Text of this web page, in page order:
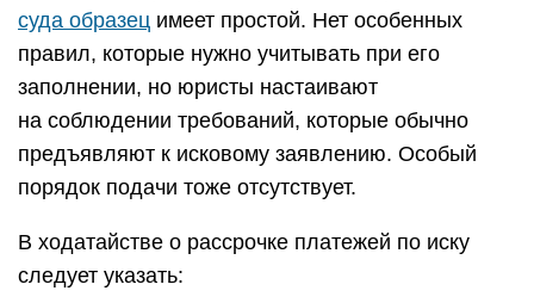
суда образец имеет простой. Нет особенных
правил, которые нужно учитывать при его
заполнении, но юристы настаивают
на соблюдении требований, которые обычно
предъявляют к исковому заявлению. Особый
порядок подачи тоже отсутствует.
В ходатайстве о рассрочке платежей по иску
следует указать: